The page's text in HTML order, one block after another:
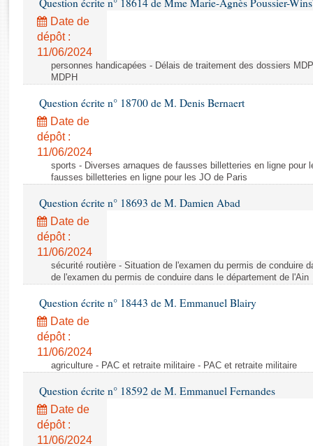
Rapports d'enquête
Rapports législatifs
Rapports sur l'application des lois
Baromètre de l’application des lois
Budget et sécurité sociale
Questions écrites et orales
Comptes rendus des débats
Question écrite n° 18614 de Mme Marie-Agnès Poussier-
Date de
dépôt :
11/06/2024
personnes handicapées - Délais de traitement des dossiers
MDPH
Question écrite n° 18700 de M. Denis Bernaert
Date de
dépôt :
11/06/2024
sports - Diverses arnaques de fausses billetteries en ligne pour
fausses billetteries en ligne pour les JO de Paris
Question écrite n° 18693 de M. Damien Abad
Date de
dépôt :
11/06/2024
sécurité routière - Situation de l'examen du permis de conduire
de l'examen du permis de conduire dans le département de l'Ain
Question écrite n° 18443 de M. Emmanuel Blairy
Date de
dépôt :
11/06/2024
agriculture - PAC et retraite militaire - PAC et retraite militaire
Question écrite n° 18592 de M. Emmanuel Fernandes
Date de
dépôt :
11/06/2024